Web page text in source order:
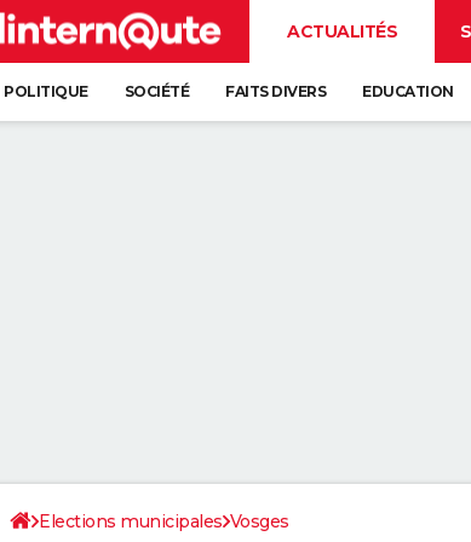
ACTUALITÉS
POLITIQUE SOCIÉTÉ FAITS DIVERS EDUCATION
Elections municipales Vosges